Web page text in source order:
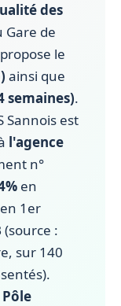
des
Gare de
le
ainsi que
semaines).
Sannois est
l'agence
n°
en
en 1er
:
sur 140
Pôle